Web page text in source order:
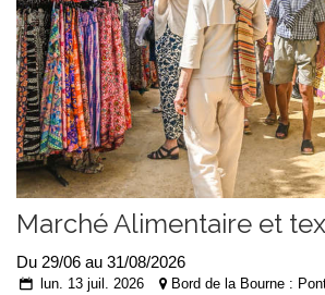
Marché Alimentaire et
Du 29/06 au 31/08/2026
lun. 13 juil. 2026 Bord de la Bourne :